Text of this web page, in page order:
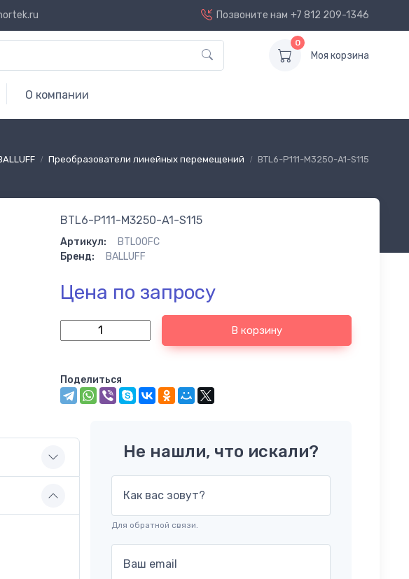
Позвоните нам +7 812 209-1346
0
Моя корзина
О компании
Преобразователи линейных перемещений BTL6-P111-M3250-A1-S115
BTL6-P111-M3250-A1-S115
Артикул:
BTL00FC
Бренд:
BALLUFF
Цена по запросу
В корзину
Поделиться
Не нашли, что искали?
Как вас зовут?
Для обратной связи.
Ваш email